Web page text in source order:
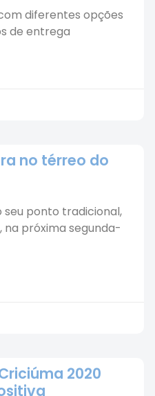
diferentes opções
de entrega
no térreo do
seu ponto tradicional,
próxima segunda-
2020